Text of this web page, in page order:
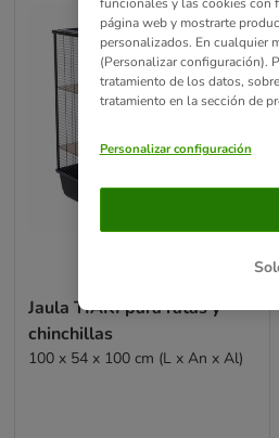
Jaula TIAKI para ratas y
chinchillas
100 x 54 x 100 cm (L x An x Al)
página web y mostrarte
personalizados. En cualquier
(Personalizar configuración).
tratamiento de los datos,
tratamiento en la sección de
Personalizar configuración